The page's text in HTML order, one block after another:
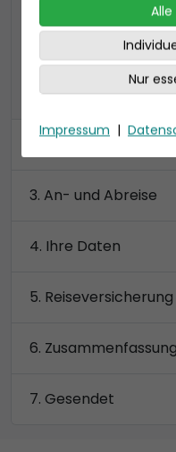
alle Kategorien
Kabine
An- und Abreise
Ihre Daten
Reiseversicherung
Zusammenfassung
Gesendet
Nur
Impressum |